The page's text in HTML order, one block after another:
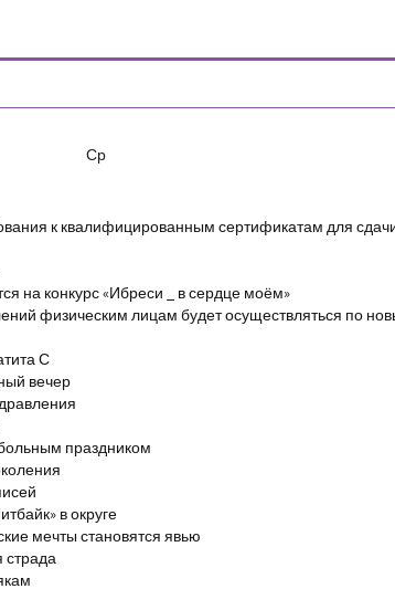
Ср
к квалифицированным сертификатам для
на конкурс «Ибреси _ в сердце моём»
физическим лицам будет осуществляться по
С
вечер
праздником
в округе
мечты становятся явью
страда